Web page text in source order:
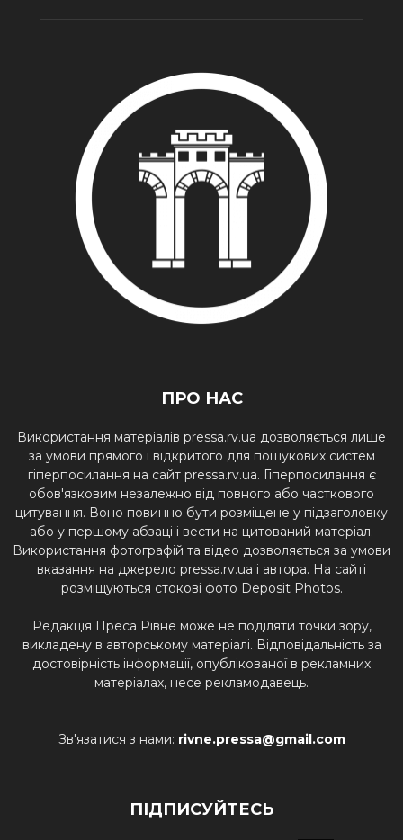
ПРО НАС
Використання матеріалів pressa.rv.ua дозволяється лише
за умови прямого і відкритого для пошукових систем
гіперпосилання на сайт pressa.rv.ua. Гіперпосилання є
обов'язковим незалежно від повного або часткового
цитування. Воно повинно бути розміщене у підзаголовку
або у першому абзаці і вести на цитований матеріал.
Використання фотографій та відео дозволяється за умови
вказання на джерело pressa.rv.ua і автора. На сайті
розміщуються стокові фото Deposit Photos.
Редакція Преса Рівне може не поділяти точки зору,
викладену в авторському матеріалі. Відповідальність за
достовірність інформації, опублікованої в рекламних
матеріалах, несе рекламодавець.
Зв'язатися з нами: rivne.pressa@gmail.com
ПІДПИСУЙТЕСЬ